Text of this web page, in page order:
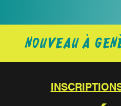
NOUVEAU à